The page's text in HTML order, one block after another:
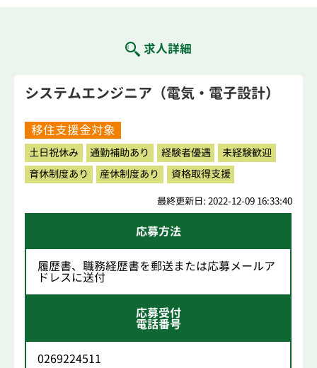
求人詳細
システムエンジニア（電気・電子設計）
移住支援金対象
土日祝休み 通勤補助あり 経験者優遇
未経験歓迎
育休制度あり
産休制度あり 資格取得支援
最終更新日: 2022-12-09 16:33:40
応募方法
履歴書、職務経歴書を郵送または応募メールア
ドレスに送付
応募受付
電話番号
0269224511